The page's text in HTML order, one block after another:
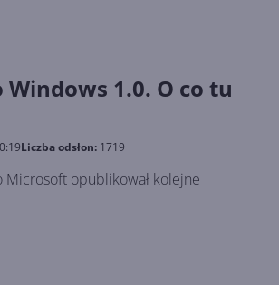
1.0. O co tu
Liczba odsłon: 1719
Microsoft opublikował kolejne